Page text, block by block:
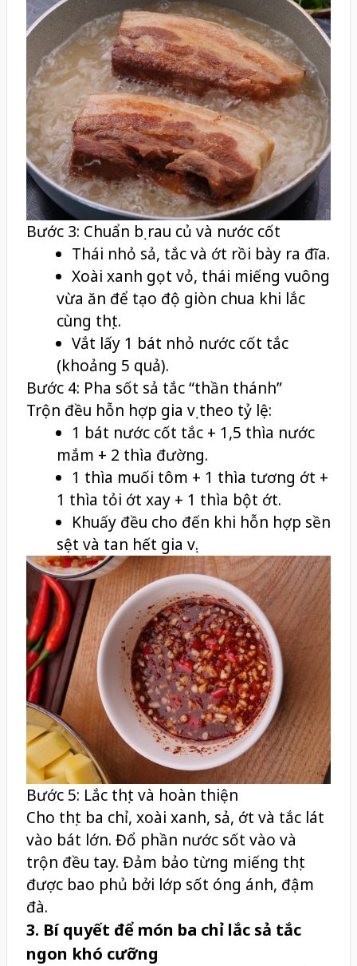
Bước 3: Chuẩn bị rau củ và nước cốt
Thái nhỏ sả, tắc và ớt rồi bày ra đĩa.
Xoài xanh gọt vỏ, thái miếng vuông
vừa ăn để tạo độ giòn chua khi lắc
cùng thịt.
Vắt lấy 1 bát nhỏ nước cốt tắc
(khoảng 5 quả).
Bước 4: Pha sốt sả tắc “thần thánh”
Trộn đều hỗn hợp gia vị theo tỷ lệ:
1 bát nước cốt tắc + 1,5 thìa nước
mắm + 2 thìa đường.
1 thìa muối tôm + 1 thìa tương ớt +
1 thìa tỏi ớt xay + 1 thìa bột ớt.
Khuấy đều cho đến khi hỗn hợp sền
sệt và tan hết gia vị.
Bước 5: Lắc thịt và hoàn thiện
Cho thịt ba chỉ, xoài xanh, sả, ớt và tắc lát
vào bát lớn. Đổ phần nước sốt vào và
trộn đều tay. Đảm bảo từng miếng thịt
được bao phủ bởi lớp sốt óng ánh, đậm
đà.
3. Bí quyết để món ba chỉ lắc sả tắc
ngon khó cưỡng